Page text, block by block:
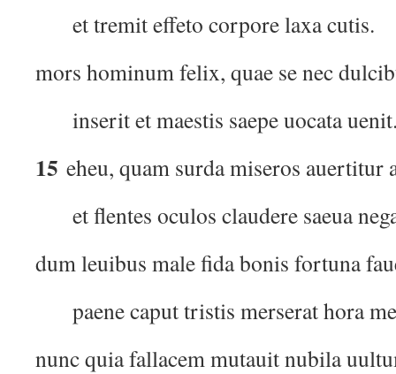
et tremit effeto corpore laxa cutis.
mors hominum felix, quae se nec
inserit et maestis saepe uocata
15 eheu, quam surda miseros auertitur
et flentes oculos claudere saeua
dum leuibus male fida bonis fortuna
paene caput tristis merserat hora
nunc quia fallacem mutauit nubila